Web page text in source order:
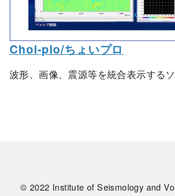
Choi-plo/ちょいプロ
波形、画像、震源等を統合表示する
© 2022 Institute of Seismology and